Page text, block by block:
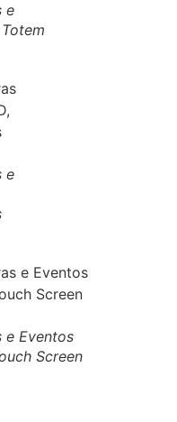
e
e
e Eventos
Screen